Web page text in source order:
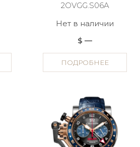
2OVGG.S06A
Нет в наличии
$ —
ПОДРОБНЕЕ